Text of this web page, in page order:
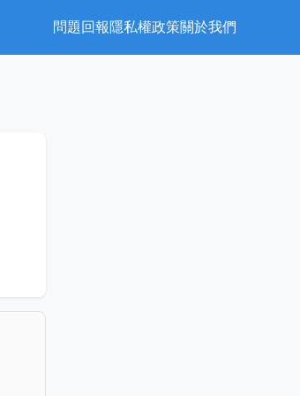
問題回報隱私權政策關於我們